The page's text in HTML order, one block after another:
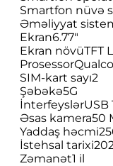
Smartfon nüvə
Əməliyyat
Ekran6.77"
Ekran növüTFT
Prosessor
SIM-kart sayı2
Şəbəkə5G
İnterfeyslərUSB
Əsas kamera50
Yaddaş həcmi
İstehsal tarixi
Zəmanət1 il